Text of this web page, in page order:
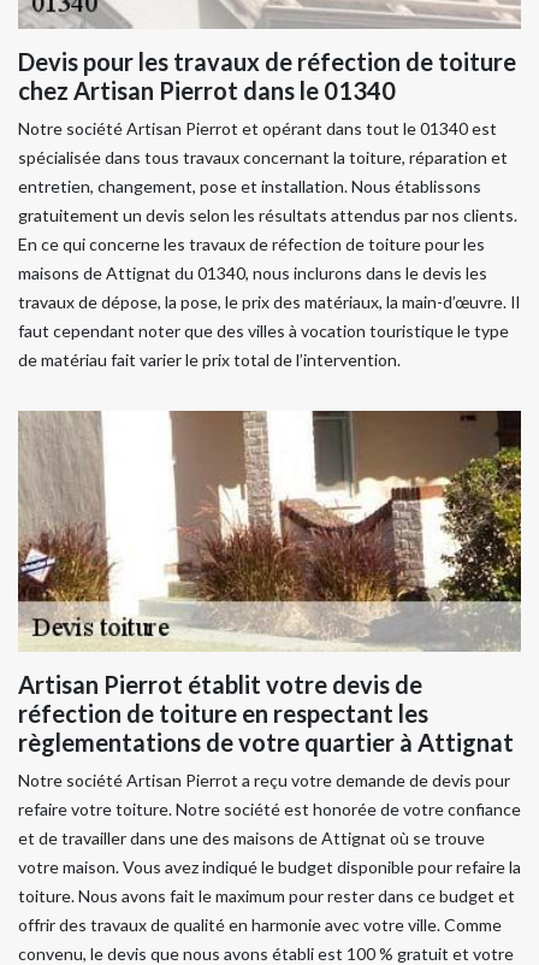
Devis pour les travaux de réfection de toiture
chez Artisan Pierrot dans le 01340
Notre société Artisan Pierrot et opérant dans tout le 01340 est
spécialisée dans tous travaux concernant la toiture, réparation et
entretien, changement, pose et installation. Nous établissons
gratuitement un devis selon les résultats attendus par nos clients.
En ce qui concerne les travaux de réfection de toiture pour les
maisons de Attignat du 01340, nous inclurons dans le devis les
travaux de dépose, la pose, le prix des matériaux, la main-d’œuvre. Il
faut cependant noter que des villes à vocation touristique le type
de matériau fait varier le prix total de l’intervention.
Artisan Pierrot établit votre devis de
réfection de toiture en respectant les
règlementations de votre quartier à Attignat
Notre société Artisan Pierrot a reçu votre demande de devis pour
refaire votre toiture. Notre société est honorée de votre confiance
et de travailler dans une des maisons de Attignat où se trouve
votre maison. Vous avez indiqué le budget disponible pour refaire la
toiture. Nous avons fait le maximum pour rester dans ce budget et
offrir des travaux de qualité en harmonie avec votre ville. Comme
convenu, le devis que nous avons établi est 100 % gratuit et votre